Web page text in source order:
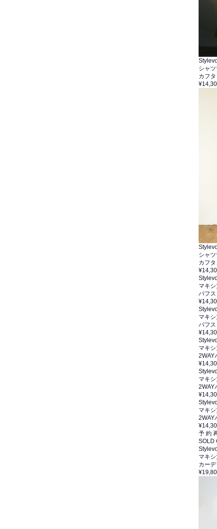
シャ
カフ
シャ
カフ
マキ
パフ
マキ
パフ
マキ
2WAY
マキ
2WAY
マキ
2WAY
予 約
SOLD
マキ
カー